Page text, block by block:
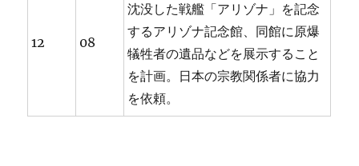
12 08
沈没した戦艦「アリゾナ」を記念
するアリゾナ記念館、同館に原爆
犠牲者の遺品などを展示すること
を計画。日本の宗教関係者に協力
を依頼。